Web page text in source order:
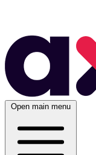
Open main menu